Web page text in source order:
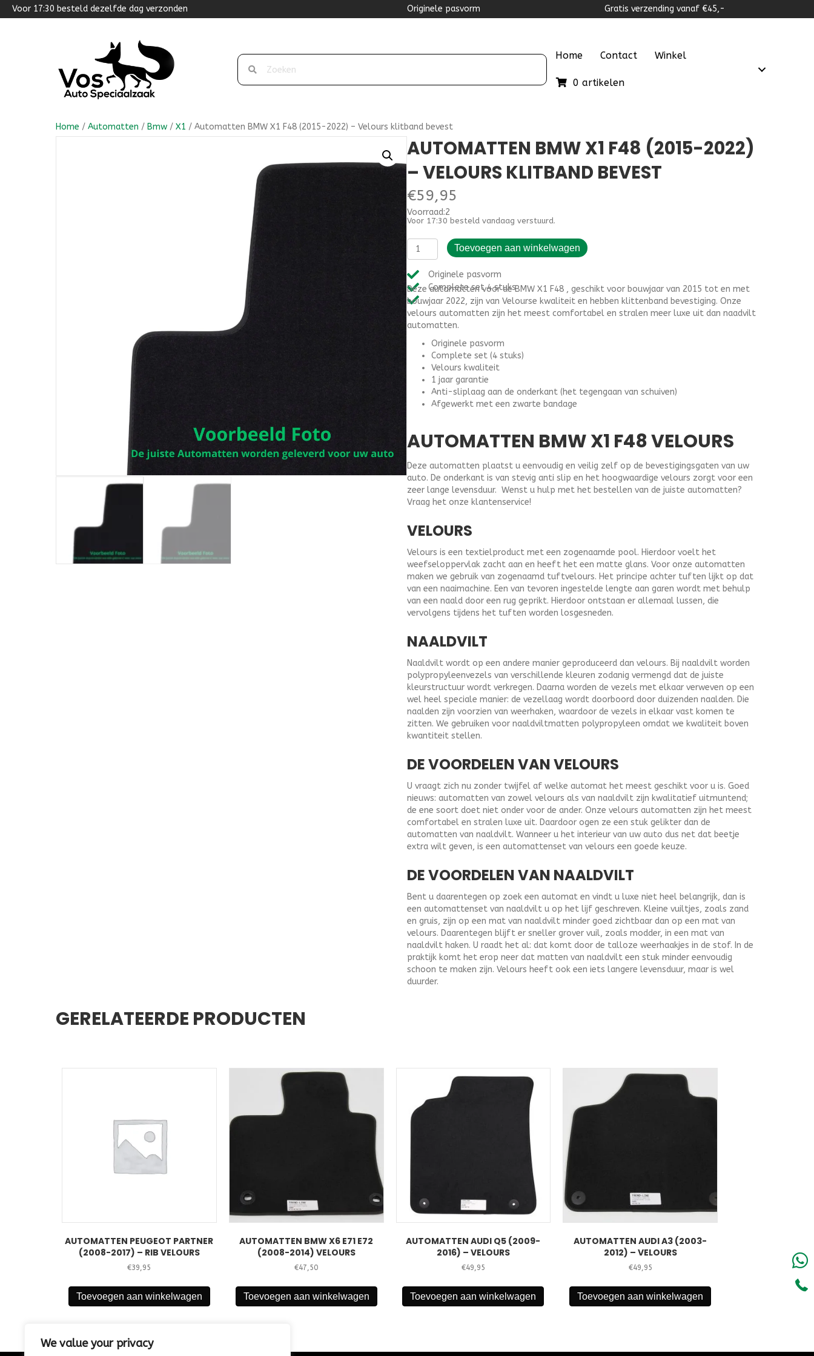
We value your privacy
Voor 17:30 besteld dezelfde dag verzonden Originele pasvorm Gratis verzending vanaf €45,-
Home Contact Winkel
0 artikelen
Home / Automatten / Bmw / X1 / Automatten BMW X1 F48 (2015-2022) – Velours klitband bevest
AUTOMATTEN BMW X1 F48 (2015-2022)
– VELOURS KLITBAND BEVEST
€59,95
Voorraad:2
Voor 17:30 besteld vandaag verstuurd.
Automatten
BMW
F48
(2015-
2022)
-
Velours
klitband
bevest
aantal
Toevoegen aan winkelwagen
Originele pasvorm
Complete set 4 stuks
Deze automatten voor de BMW X1 F48 , geschikt voor bouwjaar van 2015 tot en met
bouwjaar 2022, zijn van Velourse kwaliteit en hebben klittenband bevestiging. Onze
velours automatten zijn het meest comfortabel en stralen meer luxe uit dan naadvilt
automatten.
Originele pasvorm
Complete set (4 stuks)
Velours kwaliteit
1 jaar garantie
Anti-sliplaag aan de onderkant (het tegengaan van schuiven)
Afgewerkt met een zwarte bandage
AUTOMATTEN BMW X1 F48 VELOURS
Deze automatten plaatst u eenvoudig en veilig zelf op de bevestigingsgaten van uw
auto. De onderkant is van stevig anti slip en het hoogwaardige velours zorgt voor een
zeer lange levensduur. Wenst u hulp met het bestellen van de juiste automatten?
Vraag het onze klantenservice!
VELOURS
Velours is een textielproduct met een zogenaamde pool. Hierdoor voelt het
weefseloppervlak zacht aan en heeft het een matte glans. Voor onze automatten
maken we gebruik van zogenaamd tuftvelours. Het principe achter tuften lijkt op dat
van een naaimachine. Een van tevoren ingestelde lengte aan garen wordt met behulp
van een naald door een rug geprikt. Hierdoor ontstaan er allemaal lussen, die
vervolgens tijdens het tuften worden losgesneden.
NAALDVILT
Naaldvilt wordt op een andere manier geproduceerd dan velours. Bij naaldvilt worden
polypropyleenvezels van verschillende kleuren zodanig vermengd dat de juiste
kleurstructuur wordt verkregen. Daarna worden de vezels met elkaar verweven op een
wel heel speciale manier: de vezellaag wordt doorboord door duizenden naalden. Die
naalden zijn voorzien van weerhaken, waardoor de vezels in elkaar vast komen te
zitten. We gebruiken voor naaldviltmatten polypropyleen omdat we kwaliteit boven
kwantiteit stellen.
DE VOORDELEN VAN VELOURS
U vraagt zich nu zonder twijfel af welke automat het meest geschikt voor u is. Goed
nieuws: automatten van zowel velours als van naaldvilt zijn kwalitatief uitmuntend;
de ene soort doet niet onder voor de ander. Onze velours automatten zijn het meest
comfortabel en stralen luxe uit. Daardoor ogen ze een stuk gelikter dan de
automatten van naaldvilt. Wanneer u het interieur van uw auto dus net dat beetje
extra wilt geven, is een automattenset van velours een goede keuze.
DE VOORDELEN VAN NAALDVILT
Bent u daarentegen op zoek een automat en vindt u luxe niet heel belangrijk, dan is
een automattenset van naaldvilt u op het lijf geschreven. Kleine vuiltjes, zoals zand
en gruis, zijn op een mat van naaldvilt minder goed zichtbaar dan op een mat van
velours. Daarentegen blijft er sneller grover vuil, zoals modder, in een mat van
naaldvilt haken. U raadt het al: dat komt door de talloze weerhaakjes in de stof. In de
praktijk komt het erop neer dat matten van naaldvilt een stuk minder eenvoudig
schoon te maken zijn. Velours heeft ook een iets langere levensduur, maar is wel
duurder.
GERELATEERDE PRODUCTEN
AUTOMATTEN PEUGEOT PARTNER
(2008-2017) – RIB VELOURS
€39,95
Toevoegen aan winkelwagen
AUTOMATTEN BMW X6 E71 E72
(2008-2014) VELOURS
€47,50
Toevoegen aan winkelwagen
AUTOMATTEN AUDI Q5 (2009-
2016) – VELOURS
€49,95
Toevoegen aan winkelwagen
AUTOMATTEN AUDI A3 (2003-
2012) – VELOURS
€49,95
Toevoegen aan winkelwagen